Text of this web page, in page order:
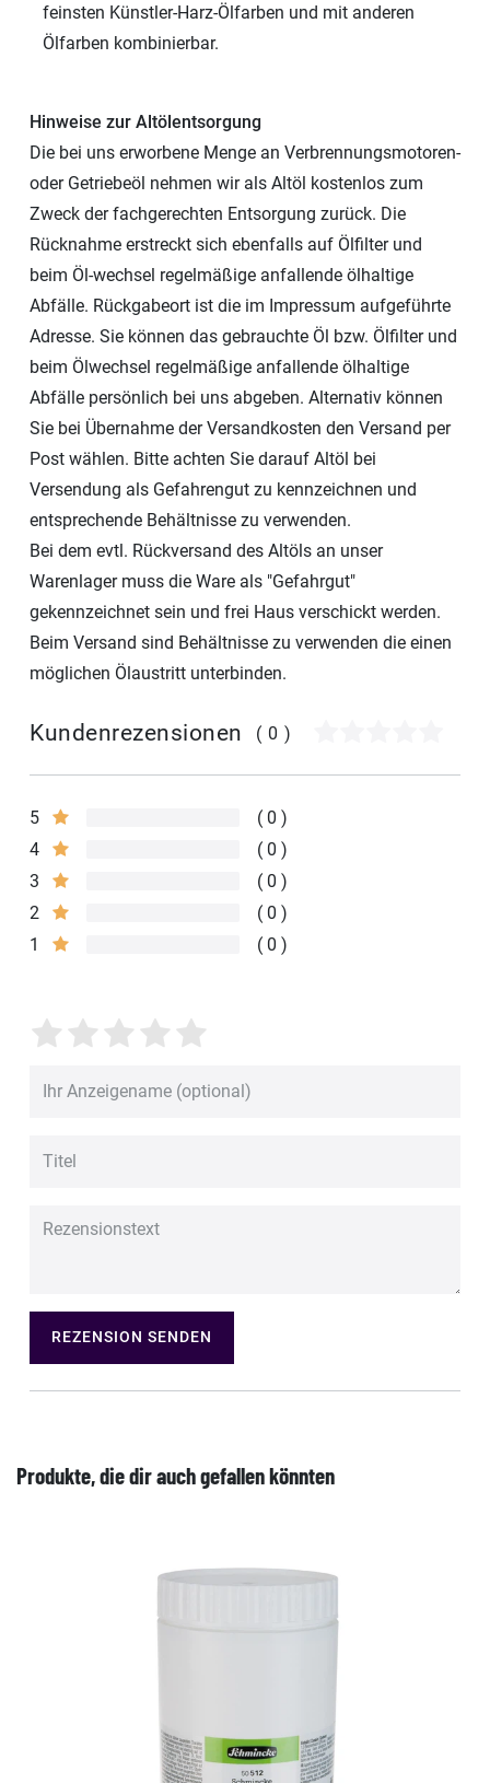
feinsten Künstler-Harz-Ölfarben und mit anderen
Ölfarben kombinierbar.
Hinweise zur Altölentsorgung
Die bei uns erworbene Menge an Verbrennungsmotoren-
oder Getriebeöl nehmen wir als Altöl kostenlos zum
Zweck der fachgerechten Entsorgung zurück. Die
Rücknahme erstreckt sich ebenfalls auf Ölfilter und
beim Öl-wechsel regelmäßige anfallende ölhaltige
Abfälle. Rückgabeort ist die im Impressum aufgeführte
Adresse. Sie können das gebrauchte Öl bzw. Ölfilter und
beim Ölwechsel regelmäßige anfallende ölhaltige
Abfälle persönlich bei uns abgeben. Alternativ können
Sie bei Übernahme der Versandkosten den Versand per
Post wählen. Bitte achten Sie darauf Altöl bei
Versendung als Gefahrengut zu kennzeichnen und
entsprechende Behältnisse zu verwenden.
Bei dem evtl. Rückversand des Altöls an unser
Warenlager muss die Ware als "Gefahrgut"
gekennzeichnet sein und frei Haus verschickt werden.
Beim Versand sind Behältnisse zu verwenden die einen
möglichen Ölaustritt unterbinden.
Kundenrezensionen (0)
5
0
4
0
3
0
2
0
1
0
REZENSION SENDEN
Produkte, die dir auch gefallen könnten